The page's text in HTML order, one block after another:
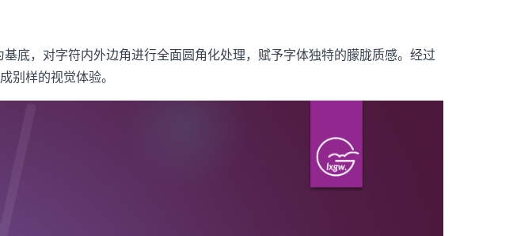
底，对字符内外边角进行全面圆角化处理，赋予字体独特的朦胧质感。经过
别样的视觉体验。